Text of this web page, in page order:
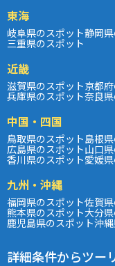
東海
岐阜県のスポット静岡
三重県のスポット
近畿
滋賀県のスポット京都
兵庫県のスポット奈良
中国・四国
鳥取県のスポット島根
広島県のスポット山口
香川県のスポット愛媛
九州・沖縄
福岡県のスポット佐賀
熊本県のスポット大分
鹿児島県のスポット沖
詳細条件からツー